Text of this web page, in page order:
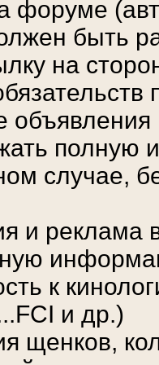
форуме
быть
на
случае,
и реклама
к
и др.)
щенков,